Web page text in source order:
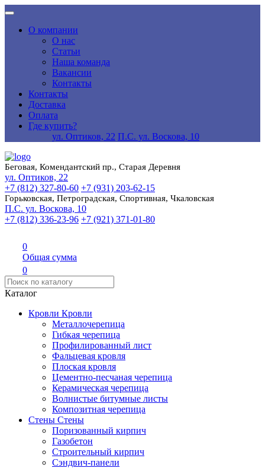
О компании
О нас
Статьи
Наша команда
Вакансии
Контакты
Контакты
Доставка
Оплата
Где купить?
ул. Оптиков, 22 П.С. ул. Воскова, 10
Беговая, Комендантский пр., Старая Деревня
ул. Оптиков, 22
+7 (812) 327-80-60 +7 (931) 203-62-15
Горьковская, Петроградская, Спортивная, Чкаловская
П.С. ул. Воскова, 10
+7 (812) 336-23-96 +7 (921) 371-01-80
0
Общая сумма
0
Каталог
Кровли Кровли
Металлочерепица
Гибкая черепица
Профилированный лист
Фальцевая кровля
Плоская кровля
Цементно-песчаная черепица
Керамическая черепица
Волнистые битумные листы
Композитная черепица
Стены Стены
Поризованный кирпич
Газобетон
Строительный кирпич
Сэндвич-панели